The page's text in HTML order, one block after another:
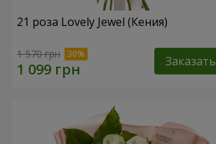
21 роза Lovely Jewel (Кения)
1 570 грн Заказать